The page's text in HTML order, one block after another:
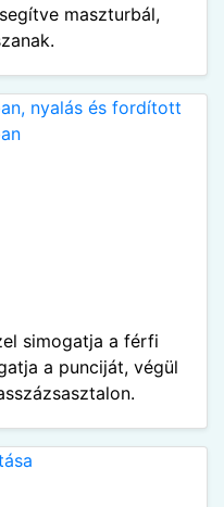
maszturbál,
simogatja a férfi
a punciját, végül